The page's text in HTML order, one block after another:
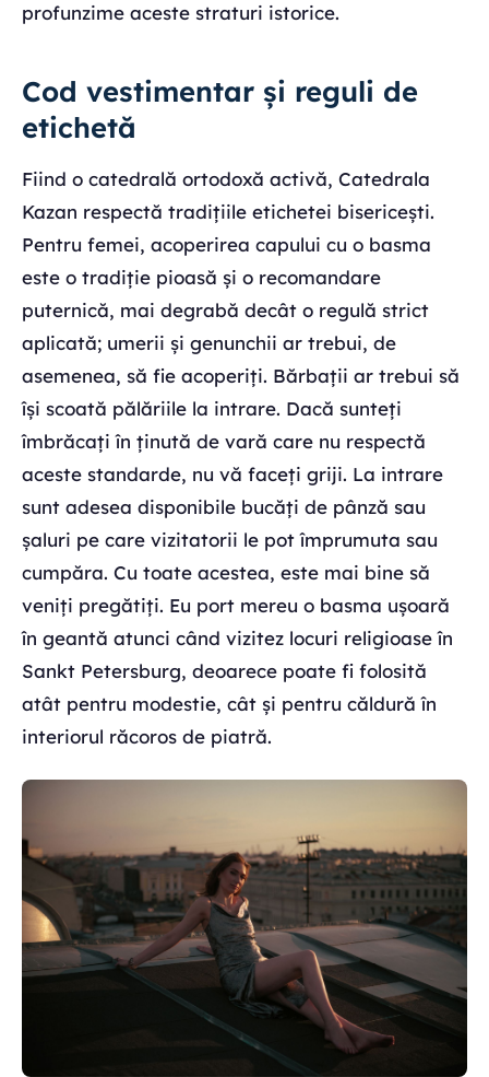
profunzime aceste straturi istorice.
Cod vestimentar și reguli de
etichetă
Fiind o catedrală ortodoxă activă, Catedrala
Kazan respectă tradițiile etichetei bisericești.
Pentru femei, acoperirea capului cu o basma
este o tradiție pioasă și o recomandare
puternică, mai degrabă decât o regulă strict
aplicată; umerii și genunchii ar trebui, de
asemenea, să fie acoperiți. Bărbații ar trebui să
își scoată pălăriile la intrare. Dacă sunteți
îmbrăcați în ținută de vară care nu respectă
aceste standarde, nu vă faceți griji. La intrare
sunt adesea disponibile bucăți de pânză sau
șaluri pe care vizitatorii le pot împrumuta sau
cumpăra. Cu toate acestea, este mai bine să
veniți pregătiți. Eu port mereu o basma ușoară
în geantă atunci când vizitez locuri religioase în
Sankt Petersburg, deoarece poate fi folosită
atât pentru modestie, cât și pentru căldură în
interiorul răcoros de piatră.